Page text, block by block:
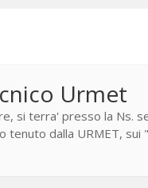
Urmet
si terra' presso la Ns.
tenuto dalla URMET, sui